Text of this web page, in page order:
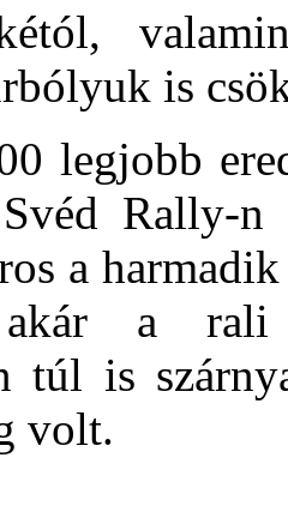
is
legjobb
Rally-
a
akár a rali
túl is
volt.